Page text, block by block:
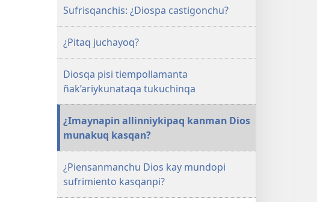
Sufrisqanchis: ¿Diospa castigonchu?
¿Pitaq juchayoq?
Diosqa pisi tiempollamanta
ñak’ariykunataqa tukuchinqa
¿Imaynapin allinniykipaq kanman Dios
munakuq kasqan?
¿Piensanmanchu Dios kay mundopi
sufrimiento kasqanpi?